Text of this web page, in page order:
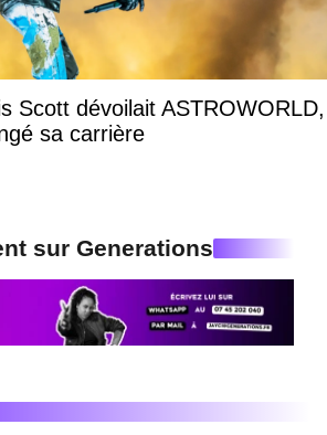
Scott dévoilait ASTROWORLD,
sa carrière
sur Generations